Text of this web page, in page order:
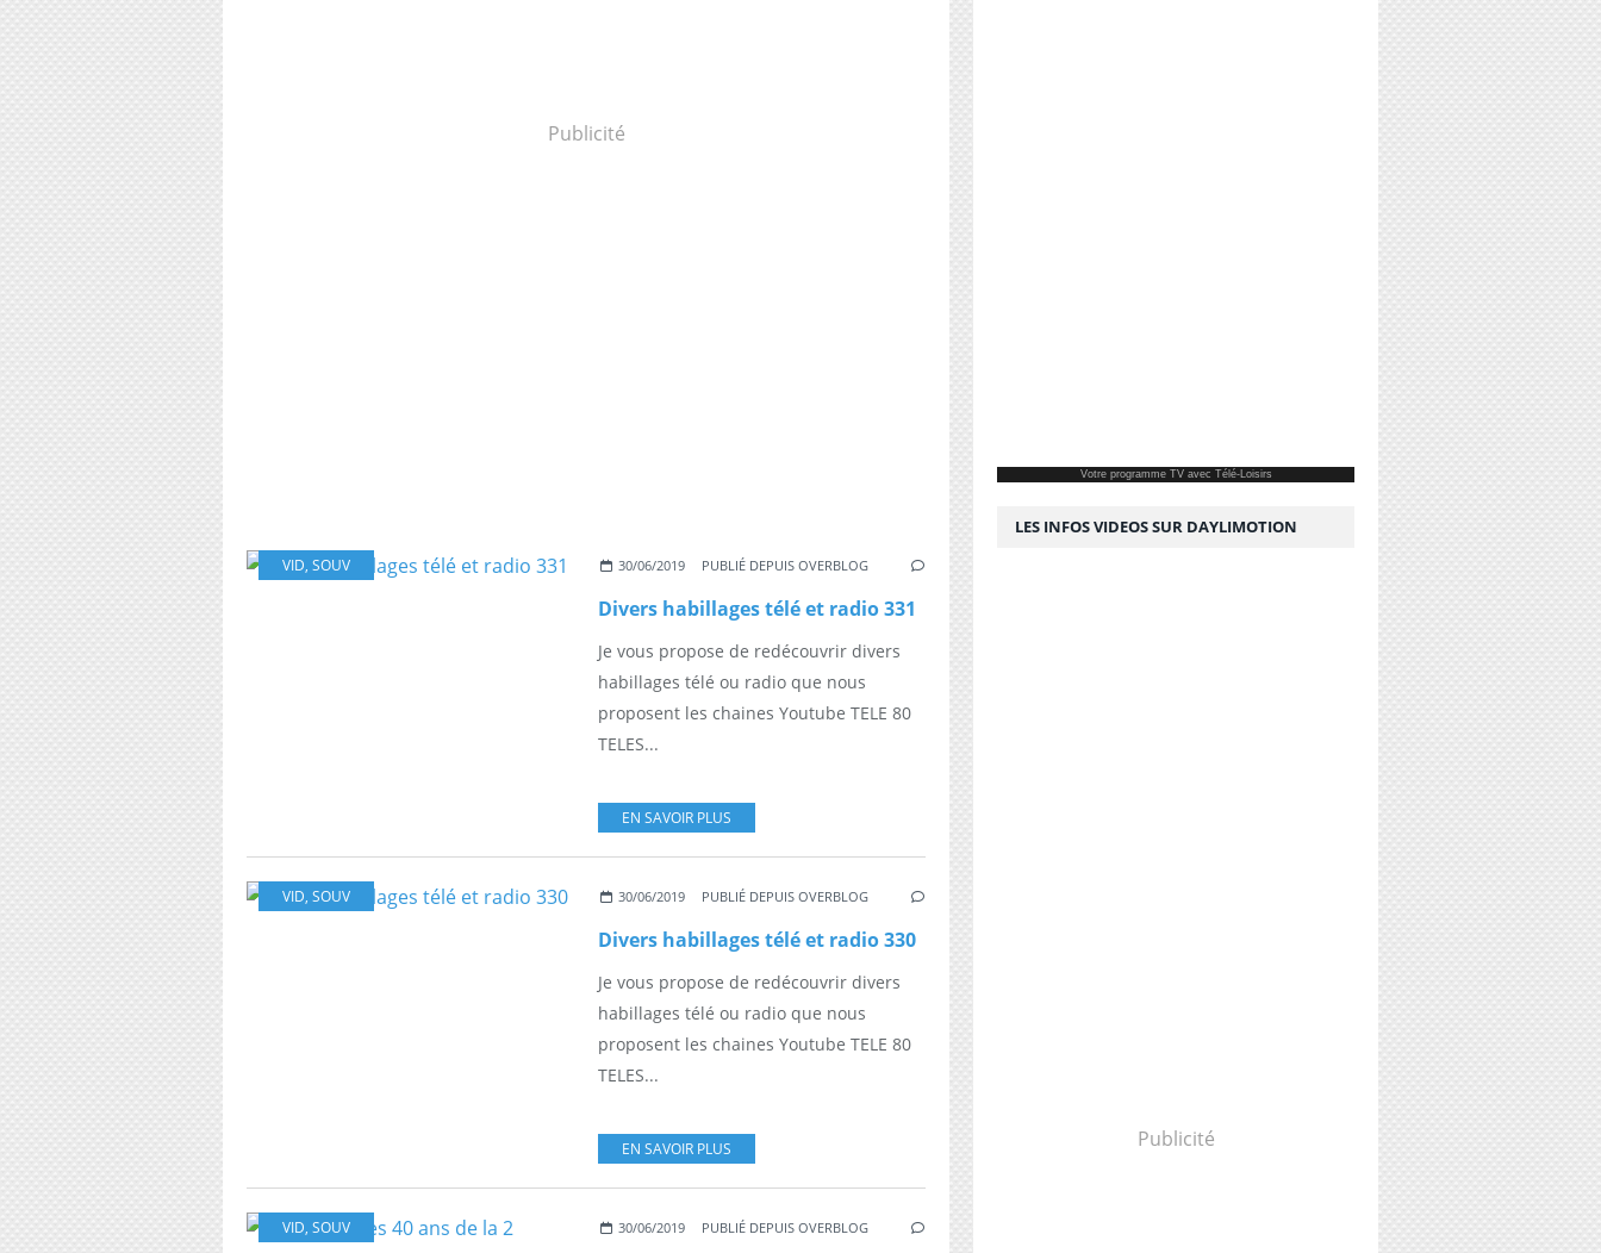
Publicité
VID, SOUV 30/06/2019 PUBLIÉ DEPUIS OVERBLOG
Divers habillages télé et radio 331
Je vous propose de redécouvrir divers
habillages télé ou radio que nous
proposent les chaines Youtube TELE 80
TELES...
EN SAVOIR PLUS
VID, SOUV 30/06/2019 PUBLIÉ DEPUIS OVERBLOG
Divers habillages télé et radio 330
Je vous propose de redécouvrir divers
habillages télé ou radio que nous
proposent les chaines Youtube TELE 80
TELES...
EN SAVOIR PLUS
VID, SOUV 30/06/2019 PUBLIÉ DEPUIS OVERBLOG
Votre programme TVavec Télé-Loisirs
LES INFOS VIDEOS SUR DAYLIMOTION
Publicité